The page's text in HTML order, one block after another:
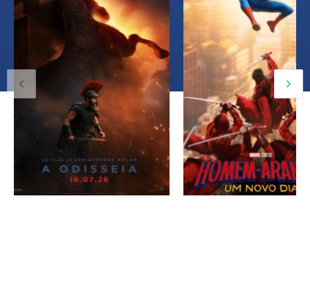
12:00, 18:50 12:20, 15:15, 18:10,